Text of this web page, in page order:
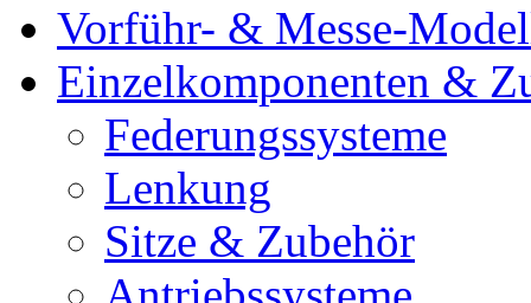
Vorführ- & Messe-
Einzelkomponenten &
Federungssysteme
Lenkung
Sitze & Zubehör